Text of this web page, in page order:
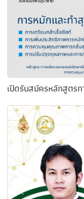
เปิดรับสมัครหลักสูตร